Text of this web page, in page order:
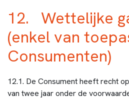
12. Wettelijke
(enkel van
Consumenten)
12.1. De Consument heeft recht
van twee jaar onder de